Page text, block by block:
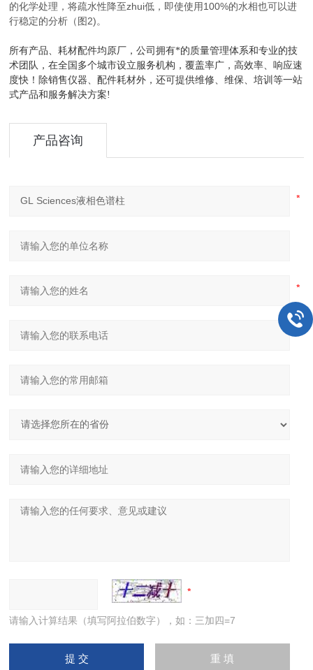
的化学处理，将疏水性降至zhui低，即使使用100%的水相也可以进
行稳定的分析（图2)。
所有产品、耗材配件均原厂，公司拥有*的质量管理体系和专业的技
术团队，在全国多个城市设立服务机构，覆盖率广，高效率、响应速
度快！除销售仪器、配件耗材外，还可提供维修、维保、培训等一站
式产品和服务解决方案!
产品咨询
请输入计算结果（填写阿拉伯数字），如：三加四=7